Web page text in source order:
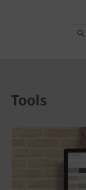
Tools